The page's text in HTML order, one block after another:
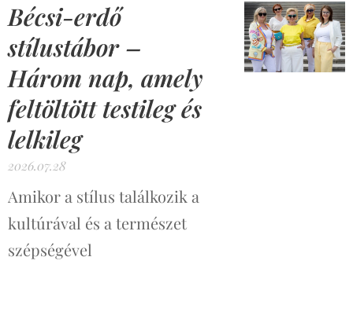
Bécsi-erdő
stílustábor –
Három nap, amely
feltöltött testileg és
lelkileg
2026.07.28
Amikor a stílus találkozik a
kultúrával és a természet
szépségével